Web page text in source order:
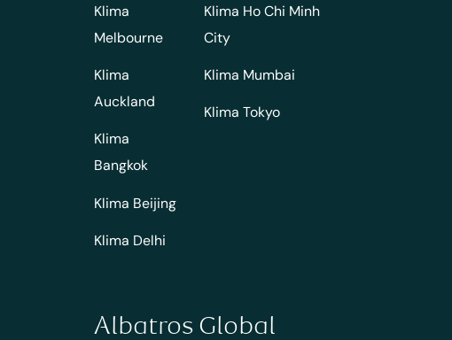
Klima
Melbourne
Klima
Auckland
Klima
Bangkok
Klima Beijing
Klima Delhi
Klima Ho Chi Minh
City
Klima Mumbai
Klima Tokyo
Albatros Global